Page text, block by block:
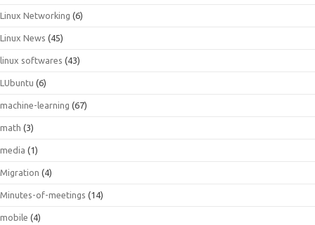
Linux Networking (6)
Linux News (45)
linux softwares (43)
LUbuntu (6)
machine-learning (67)
math (3)
media (1)
Migration (4)
Minutes-of-meetings (14)
mobile (4)